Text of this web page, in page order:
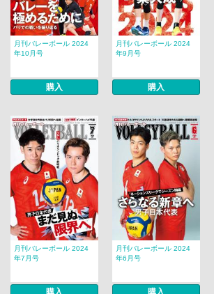
月刊バレーボール 2024
年10月号
購入
月刊バレーボール 2024
年9月号
購入
月刊バレーボール 2024
年7月号
購入
月刊バレーボール 2024
年6月号
購入